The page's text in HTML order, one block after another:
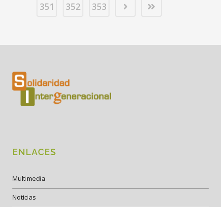
351
352 353
ENLACES
Multimedia
Noticias